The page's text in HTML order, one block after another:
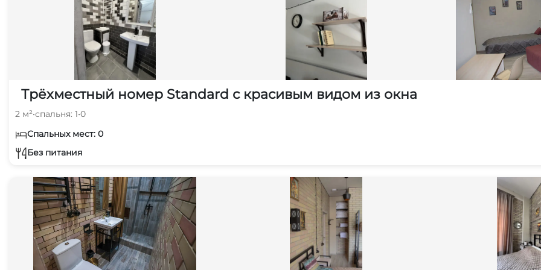
Трёхместный номер Standard с красивым видом из окна
2 м²•спальня: 1•0
Спальных мест: 0
Без питания